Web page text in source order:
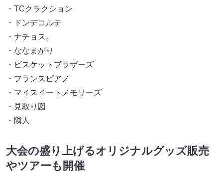
・TCクラクション
・ドンデコルテ
・ナチョス。
・ななまがり
・ビスケットブラザーズ
・フランスピアノ
・マイスイートメモリーズ
・見取り図
・隣人
大会の盛り上げるオリジナルグッズ販売
やツアーも開催